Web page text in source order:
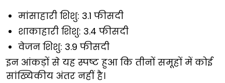
मांसाहारी शिशु: 3.1 फीसदी
शाकाहारी शिशु: 3.4 फीसदी
वेजन शिशु: 3.9 फीसदी
इन आंकड़ों से यह स्पष्ट हुआ कि तीनों समूहों में कोई
सांख्यिकीय अंतर नहीं है।